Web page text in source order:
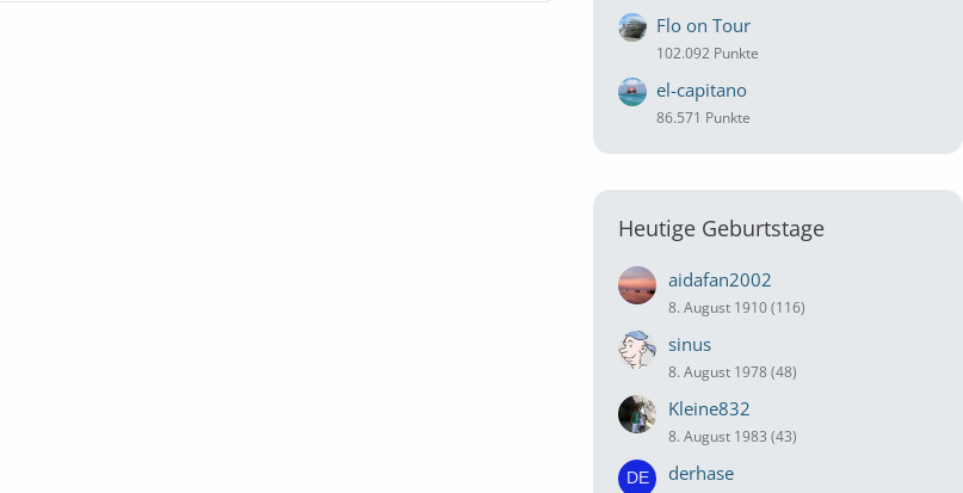
Flo on Tour
102.092 Punkte
el-capitano
86.571 Punkte
Heutige Geburtstage
aidafan2002
8. August 1910 (116)
sinus
8. August 1978 (48)
Kleine832
8. August 1983 (43)
derhase